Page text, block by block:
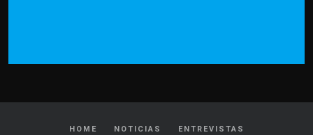
HOME NOTICIAS
ENTREVISTAS